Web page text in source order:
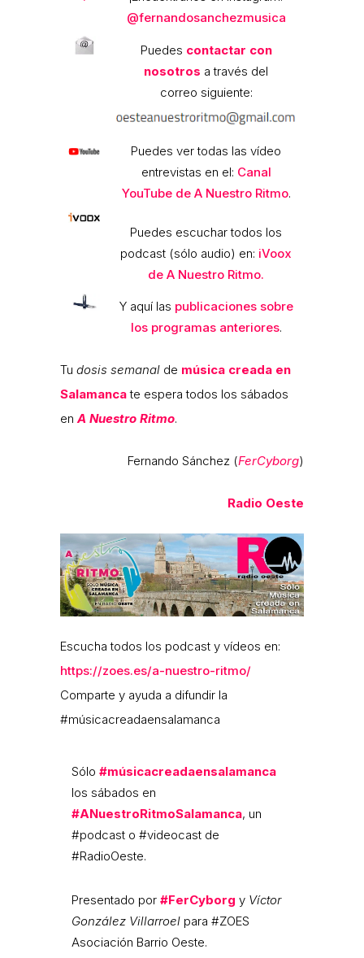
@fernandosanchezmusica
Puedes contactar con
nosotros a través del
correo siguiente:
Puedes ver todas las vídeo
entrevistas en el: Canal
YouTube de A Nuestro Ritmo.
Puedes escuchar todos los
podcast (sólo audio) en: iVoox
de A Nuestro Ritmo.
Y aquí las publicaciones sobre
los programas anteriores.
Tu dosis semanal de música creada en
Salamancate espera todos los sábados
enA Nuestro Ritmo.
Fernando Sánchez (FerCyborg)
Radio Oeste
Escucha todos los podcast y vídeos en:
https://zoes.es/a-nuestro-ritmo/
Comparte y ayuda a difundir la
#músicacreadaensalamanca
Sólo #músicacreadaensalamanca
los sábados en
#ANuestroRitmoSalamanca, un
#podcast o #videocast de
#RadioOeste.
Presentado por #FerCyborg y Víctor
González Villarroel para #ZOES
Asociación Barrio Oeste.